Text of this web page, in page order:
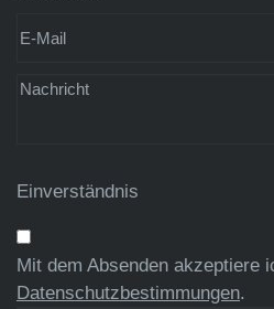
Einverständnis
Mit dem Absenden akzeptiere
Datenschutzbestimmungen.